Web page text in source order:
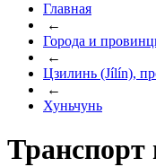
Главная
←
Города и
←
Цзилинь (Jílín),
←
Хуньчунь
Транспорт